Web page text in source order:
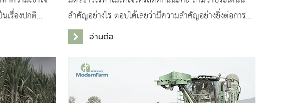
เรื่องปกติ
สำคัญอย่างไร ตอบได้เลยว่ามีความสำคัญอย่างยิ่งต่อการ
พัฒนาอุตสาหกรรมอ้อยของเรา เพราะทุกวันน
อ่านต่อ